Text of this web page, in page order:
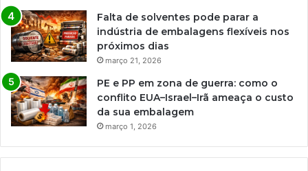
Falta de solventes pode parar a
indústria de embalagens flexíveis nos
próximos dias
março 21, 2026
PE e PP em zona de guerra: como o
conflito EUA–Israel–Irã ameaça o custo
da sua embalagem
março 1, 2026